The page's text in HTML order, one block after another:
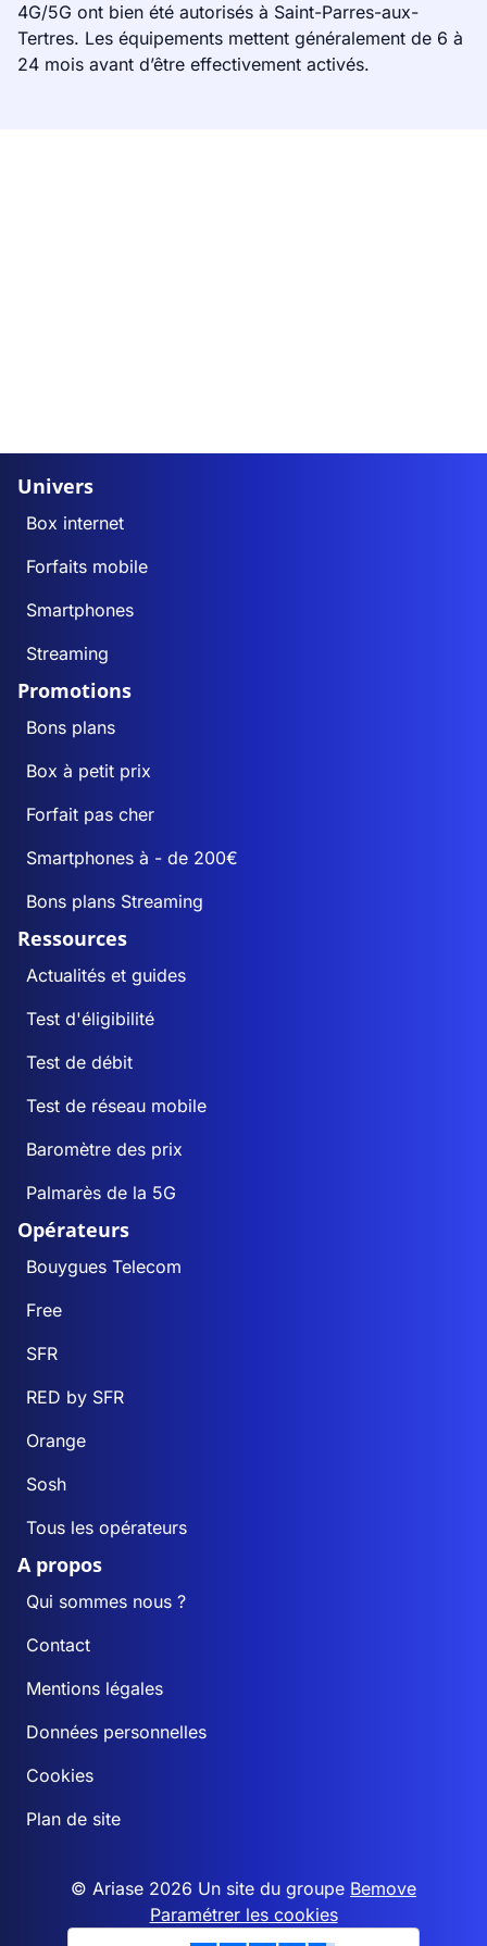
4G/5G ont bien été autorisés à Saint-Parres-aux-
Tertres. Les équipements mettent généralement de 6 à
24 mois avant d’être effectivement activés.
Univers
Box internet
Forfaits mobile
Smartphones
Streaming
Promotions
Bons plans
Box à petit prix
Forfait pas cher
Smartphones à - de 200€
Bons plans Streaming
Ressources
Actualités et guides
Test d'éligibilité
Test de débit
Test de réseau mobile
Baromètre des prix
Palmarès de la 5G
Opérateurs
Bouygues Telecom
Free
SFR
RED by SFR
Orange
Sosh
Tous les opérateurs
A propos
Qui sommes nous ?
Contact
Mentions légales
Données personnelles
Cookies
Plan de site
© Ariase 2026 Un site du groupe Bemove
Paramétrer les cookies